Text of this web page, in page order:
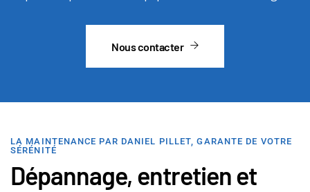
Nous contacter
LA MAINTENANCE PAR DANIEL PILLET, GARANTE DE VOTRE
SÉRÉNITÉ
Dépannage, entretien et